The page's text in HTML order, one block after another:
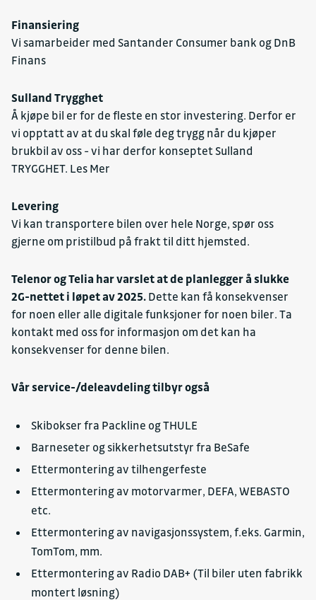
Finansiering
Vi samarbeider med Santander Consumer bank og DnB
Finans
Sulland Trygghet
Å kjøpe bil er for de fleste en stor investering. Derfor er
vi opptatt av at du skal føle deg trygg når du kjøper
brukbil av oss - vi har derfor konseptet Sulland
TRYGGHET. Les Mer
Levering
Vi kan transportere bilen over hele Norge, spør oss
gjerne om pristilbud på frakt til ditt hjemsted.
Telenor og Telia har varslet at de planlegger å slukke
2G-nettet i løpet av 2025. Dette kan få konsekvenser
for noen eller alle digitale funksjoner for noen biler. Ta
kontakt med oss for informasjon om det kan ha
konsekvenser for denne bilen.
Vår service-/deleavdeling tilbyr også
Skibokser fra Packline og THULE
Barneseter og sikkerhetsutstyr fra BeSafe
Ettermontering av tilhengerfeste
Ettermontering av motorvarmer, DEFA, WEBASTO
etc.
Ettermontering av navigasjonssystem, f.eks. Garmin,
TomTom, mm.
Ettermontering av Radio DAB+ (Til biler uten fabrikk
montert løsning)